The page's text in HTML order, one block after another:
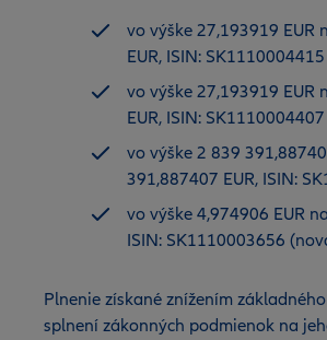
vo výške 27,193919
EUR, ISIN:
vo výške 27,193919
EUR, ISIN:
vo výške 2 839
391,887407 EUR, ISIN:
vo výške 4,974906 EUR
ISIN: SK1110003656
Plnenie získané znížením
splnení zákonných podmienok na